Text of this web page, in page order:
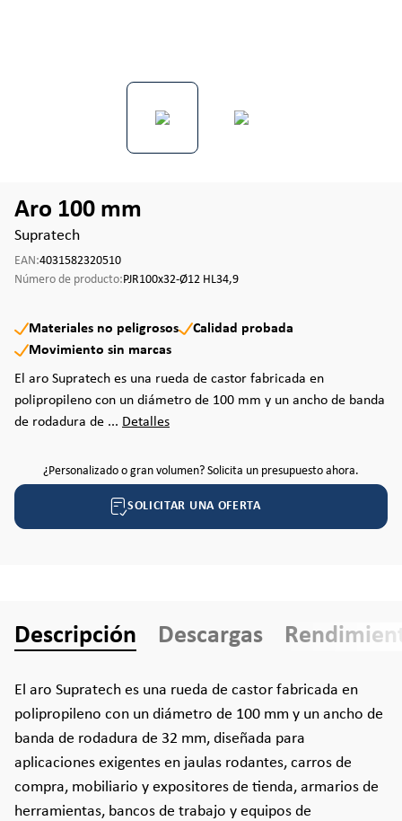
Aro 100 mm
Supratech
EAN:4031582320510
Número de producto:PJR100x32-Ø12 HL34,9
Materiales no peligrosos
Calidad probada
Movimiento sin marcas
El aro Supratech es una rueda de castor fabricada en
polipropileno con un diámetro de 100 mm y un ancho de banda
de rodadura de ... Detalles
¿Personalizado o gran volumen? Solicita un presupuesto ahora.
SOLICITAR UNA OFERTA
Descripción Descargas
El aro Supratech es una rueda de castor fabricada en
polipropileno con un diámetro de 100 mm y un ancho de
banda de rodadura de 32 mm, diseñada para
aplicaciones exigentes en jaulas rodantes, carros de
compra, mobiliario y expositores de tienda, armarios de
herramientas, bancos de trabajo y equipos de